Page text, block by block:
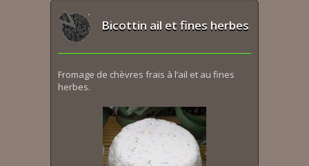
Bicottin ail et fines herbes
Fromage de chèvres frais à l’ail et au fines
herbes.